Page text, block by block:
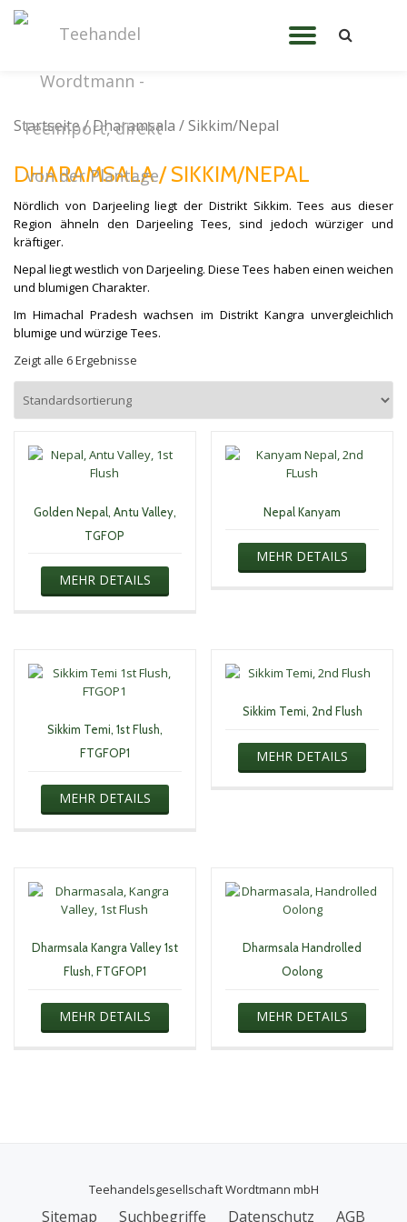
content
Startseite/ Dharamsala / Sikkim/Nepal
DHARAMSALA / SIKKIM/NEPAL
Nördlich von Darjeeling liegt der Distrikt Sikkim. Tees aus dieser
Region ähneln den Darjeeling Tees, sind jedoch würziger und
kräftiger.
Nepal liegt westlich von Darjeeling. Diese Tees haben einen weichen
und blumigen Charakter.
Im Himachal Pradesh wachsen im Distrikt Kangra unvergleichlich
blumige und würzige Tees.
Zeigt alle 6 Ergebnisse
Golden Nepal, Antu Valley,
TGFOP
MEHR DETAILS
Nepal Kanyam
MEHR DETAILS
Sikkim Temi, 1st Flush,
FTGFOP1
MEHR DETAILS
Sikkim Temi, 2nd Flush
MEHR DETAILS
Dharmsala Kangra Valley 1st
Flush, FTGFOP1
MEHR DETAILS
Dharmsala Handrolled
Oolong
MEHR DETAILS
Teehandelsgesellschaft Wordtmann mbH
Sitemap Suchbegriffe Datenschutz AGB